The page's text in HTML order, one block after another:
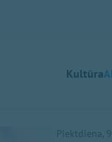
Kultūra
Piektdiena,